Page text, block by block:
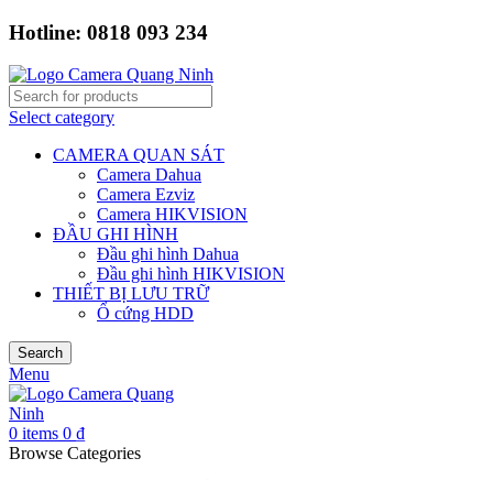
Hotline: 0818 093 234
Select category
CAMERA QUAN SÁT
Camera Dahua
Camera Ezviz
Camera HIKVISION
ĐẦU GHI HÌNH
Đầu ghi hình Dahua
Đầu ghi hình HIKVISION
THIẾT BỊ LƯU TRỮ
Ổ cứng HDD
Search
Menu
0 items 0 ₫
Browse Categories